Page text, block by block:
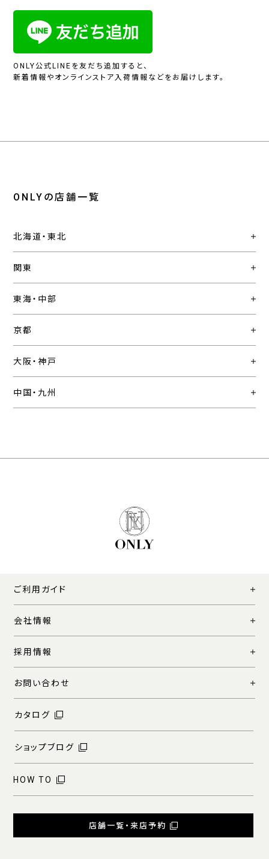
ONLY公式LINEを友だち追加すると、
新着情報やオンラインストア入荷情報などをお届けします。
ONLYの店舗一覧
北海道・東北
関東
東海・中部
京都
大阪・神戸
中国・九州
ご利用ガイド
会社情報
採用情報
お問い合わせ
カタログ
ショップブログ
HOW TO
店舗一覧・来店予約